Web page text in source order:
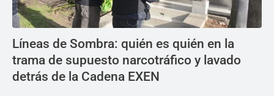
Líneas de Sombra: quién es quién en la
trama de supuesto narcotráfico y lavado
detrás de la Cadena EXEN